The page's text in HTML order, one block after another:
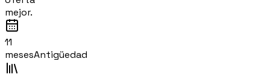
mejor.
11
mesesAntigüedad